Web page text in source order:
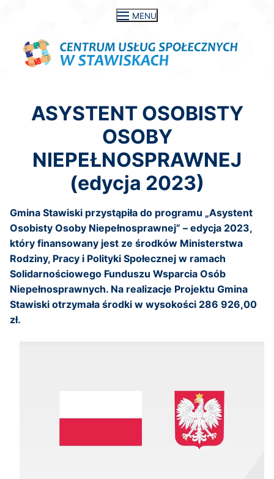
MENU
ASYSTENT OSOBISTY
OSOBY
NIEPEŁNOSPRAWNEJ
(edycja 2023)
Gmina Stawiski przystąpiła do programu „Asystent
Osobisty Osoby Niepełnosprawnej” – edycja 2023,
który finansowany jest ze środków Ministerstwa
Rodziny, Pracy i Polityki Społecznej w ramach
Solidarnościowego Funduszu Wsparcia Osób
Niepełnosprawnych. Na realizacje Projektu Gmina
Stawiski otrzymała środki w wysokości 286 926,00
zł.